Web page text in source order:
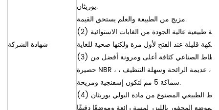
شهادة الشركة
يوريثان.
مزيج من الطبيعة والعلم يستحق القيمة.
(2) المطاط الطبيعي الخاص بنا هو اختيار مواد مطاطية طبيعية عالية الجودة من الغابات الاستوائية
(3) لدينا ماتي اليوغا الطبيعية المصنوعة من المطاط الصناعي كثافة أعلى ومرونة أفضل من
حصيرة NBR ، خالية من مادة البولي فينيل كلوريد وصديقة للبيئة ، عديمة الرائحة وسهلة التنظيف ،
سماكة 5 مم لتكون إسفنجية ومريحة.
(4) تمنحك حصيرة اليوغا المصنوعة من المطاط الطبيعي المصنوع من مادة البولي يوريثان